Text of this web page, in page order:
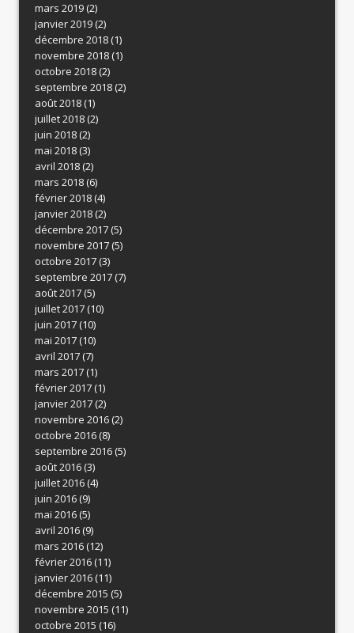
mars 2019(2)
janvier 2019(2)
décembre 2018(1)
novembre 2018(1)
octobre 2018(2)
septembre 2018(2)
août 2018(1)
juillet 2018(2)
juin 2018(2)
mai 2018(3)
avril 2018(2)
mars 2018(6)
février 2018(4)
janvier 2018(2)
décembre 2017(5)
novembre 2017(5)
octobre 2017(3)
septembre 2017(7)
août 2017(5)
juillet 2017(10)
juin 2017(10)
mai 2017(10)
avril 2017(7)
mars 2017(1)
février 2017(1)
janvier 2017(2)
novembre 2016(2)
octobre 2016(8)
septembre 2016(5)
août 2016(3)
juillet 2016(4)
juin 2016(9)
mai 2016(5)
avril 2016(9)
mars 2016(12)
février 2016(11)
janvier 2016(11)
décembre 2015 (5)
novembre 2015 (11)
octobre 2015 (16)